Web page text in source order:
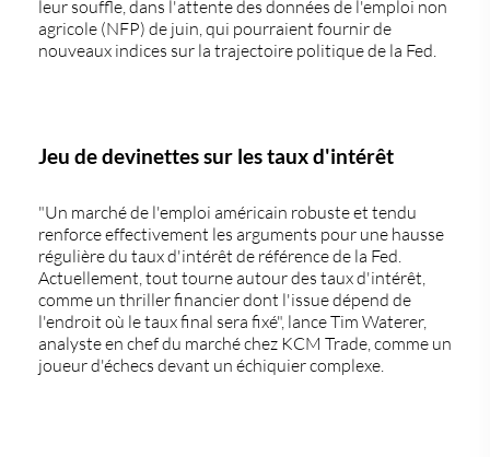
leur souffle, dans l'attente des données de l'emploi non
agricole (NFP) de juin, qui pourraient fournir de
nouveaux indices sur la trajectoire politique de la Fed.
Jeu de devinettes sur les taux d'intérêt
"Un marché de l'emploi américain robuste et tendu
renforce effectivement les arguments pour une hausse
régulière du taux d'intérêt de référence de la Fed.
Actuellement, tout tourne autour des taux d'intérêt,
comme un thriller financier dont l'issue dépend de
l'endroit où le taux final sera fixé", lance Tim Waterer,
analyste en chef du marché chez KCM Trade, comme un
joueur d'échecs devant un échiquier complexe.